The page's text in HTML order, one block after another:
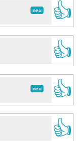
neu
👍
👍
neu
👍
👍